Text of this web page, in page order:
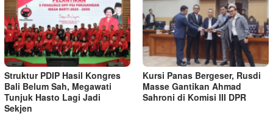
Struktur PDIP Hasil Kongres
Bali Belum Sah, Megawati
Tunjuk Hasto Lagi Jadi
Sekjen
Kursi Panas Bergeser, Rusdi
Masse Gantikan Ahmad
Sahroni di Komisi III DPR